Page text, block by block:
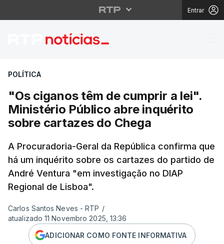
Entrar
"Os ciganos têm de
POLÍTICA
"Os ciganos têm de cumprir a lei".
Ministério Público abre inquérito
sobre cartazes do Chega
A Procuradoria-Geral da República confirma que
há um inquérito sobre os cartazes do partido de
André Ventura "em investigação no DIAP
Regional de Lisboa".
Carlos Santos Neves - RTP /
atualizado 11 Novembro 2025, 13:36
ADICIONAR COMO FONTE INFORMATIVA